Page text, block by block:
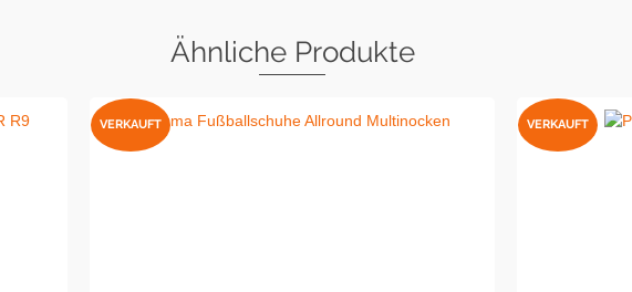
Ähnliche Produkte
VERKAUFT VERKAUFT